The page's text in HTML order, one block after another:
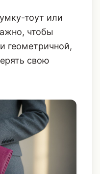
Если вы
цвет был
тоут или
чтобы
свою